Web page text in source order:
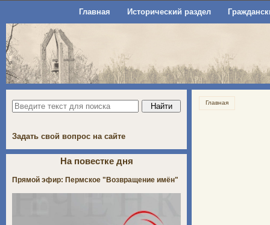
Главная Исторический раздел
Главная
Задать свой вопрос на сайте
На повестке дня
Прямой эфир: Пермское "Возвращение имён"